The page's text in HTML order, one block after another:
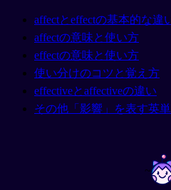
affectとeffectの基本的な違
affectの意味と使い方
effectの意味と使い方
使い分けのコツと覚え方
effectiveとaffectiveの違い
その他「影響」を表す英
~